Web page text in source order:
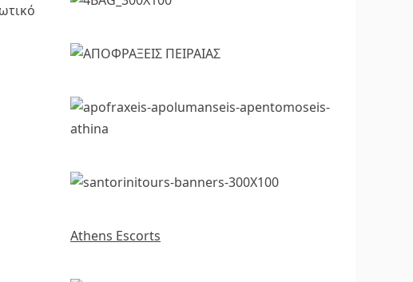
Athens Escorts